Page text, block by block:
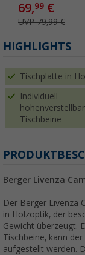
69,99 €
UVP 79,99 €
HIGHLIGHTS
Tischplatte in
Individuell
Tischbeine
Berger Livenza
Der Berger Livenza
in Holzoptik, der
Gewicht überzeugt.
Tischbeine, kann
aufgestellt werden.